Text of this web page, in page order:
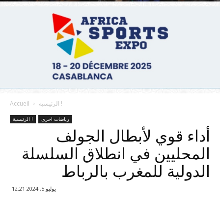
Accueil الرئيسية !
الرئيسية ! رياضات اخرى
أداء قوي لأبطال الجولف
المحليين في انطلاق السلسلة
الدولية للمغرب بالرباط
يوليو 5, 2024 12:21